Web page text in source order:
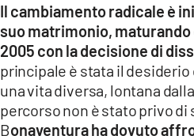
Il cambiamento radicale è
suo matrimonio,
2005 con la decisione di
principale è stata il
una vita diversa, lontana
percorso non è stato privo di
Bonaventura ha dovuto